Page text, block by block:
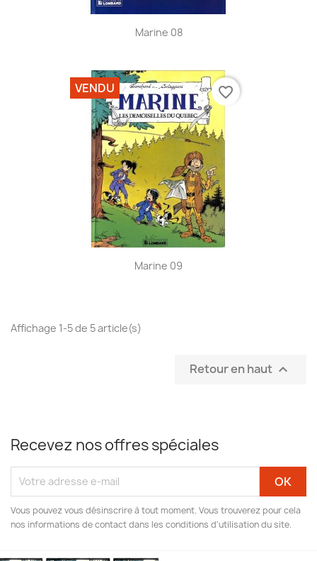
Marine 08
Marine 09
VENDU favorite_border
Affichage 1-5 de 5 article(s)
Retour en haut 
Recevez nos offres spéciales
Vous pouvez vous désinscrire à tout moment. Vous trouverez pour cela
nos informations de contact dans les conditions d'utilisation du site.